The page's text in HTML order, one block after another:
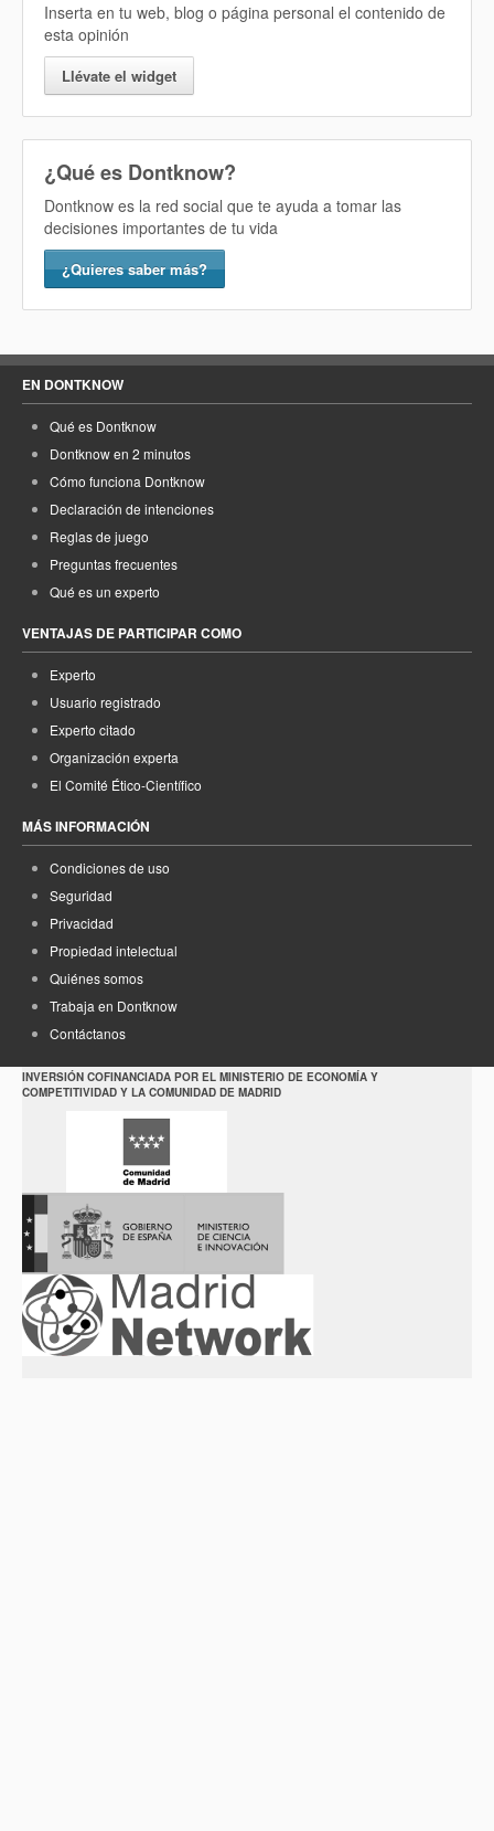
Inserta en tu web, blog o página personal el contenido de
esta opinión
Llévate el widget
¿Qué es Dontknow?
Dontknow es la red social que te ayuda a tomar las
decisiones importantes de tu vida
¿Quieres saber más?
EN DONTKNOW
Qué es Dontknow
Dontknow en 2 minutos
Cómo funciona Dontknow
Declaración de intenciones
Reglas de juego
Preguntas frecuentes
Qué es un experto
VENTAJAS DE PARTICIPAR COMO
Experto
Usuario registrado
Experto citado
Organización experta
El Comité Ético-Científico
MÁS INFORMACIÓN
Condiciones de uso
Seguridad
Privacidad
Propiedad intelectual
Quiénes somos
Trabaja en Dontknow
Contáctanos
INVERSIÓN COFINANCIADA POR EL MINISTERIO DE ECONOMÍA Y
COMPETITIVIDAD Y LA COMUNIDAD DE MADRID